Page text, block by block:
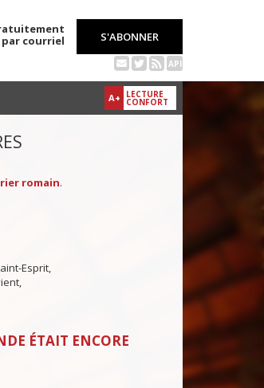
courriel
S'ABONNER
API
A+ LECTURE
CONFORT
romain.
Esprit,
ÉTAIT ENCORE